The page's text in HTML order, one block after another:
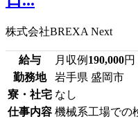
株式会社BREXA Next
給与 月収例 190,000円
勤務地
岩手県 盛岡市
寮・社宅 なし
仕事内容 機械系工場での